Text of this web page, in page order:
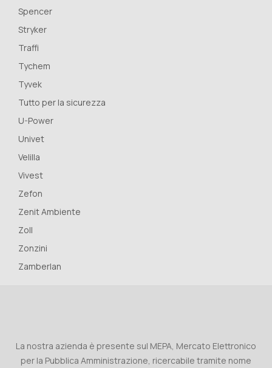
Spencer
Stryker
Traffi
Tychem
Tyvek
Tutto per la sicurezza
U-Power
Univet
Velilla
Vivest
Zefon
Zenit Ambiente
Zoll
Zonzini
Zamberlan
La nostra azienda è presente sul MEPA, Mercato Elettronico
per la Pubblica Amministrazione, ricercabile tramite nome